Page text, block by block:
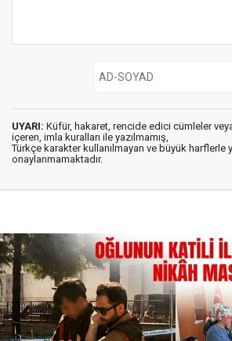
UYARI: Küfür, hakaret, rencide edici cümleler
içeren, imla kuralları ile yazılmamış,
Türkçe karakter kullanılmayan ve büyük harflerle
onaylanmamaktadır.